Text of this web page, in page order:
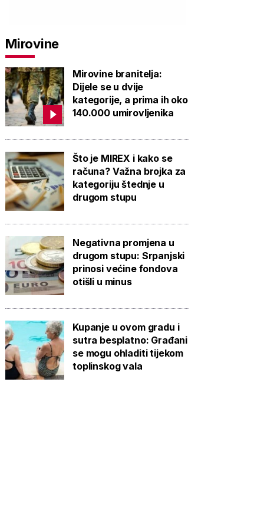
Mirovine
Mirovine branitelja:
Dijele se u dvije
kategorije, a prima ih oko
140.000 umirovljenika
Što je MIREX i kako se
računa? Važna brojka za
kategoriju štednje u
drugom stupu
Negativna promjena u
drugom stupu: Srpanjski
prinosi većine fondova
otišli u minus
Kupanje u ovom gradu i
sutra besplatno: Građani
se mogu ohladiti tijekom
toplinskog vala